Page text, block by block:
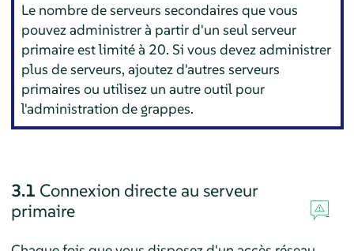
Le nombre de serveurs secondaires que vous
pouvez administrer à partir d'un seul serveur
primaire est limité à 20. Si vous devez administrer
plus de serveurs, ajoutez d'autres serveurs
primaires ou utilisez un autre outil pour
l'administration de grappes.
3.1 Connexion directe au serveur
primaire